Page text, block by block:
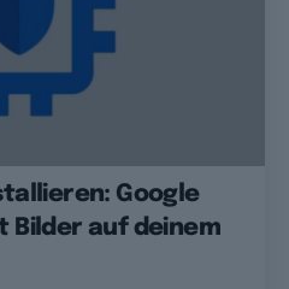
Google
auf deinem